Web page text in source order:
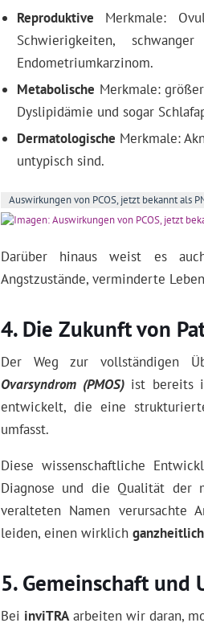
Reproduktive Merkmale:
Schwierigkeiten,
Endometriumkarzinom.
Metabolische Merkmale:
Dyslipidämie und sogar
Dermatologische Merkmale:
untypisch sind.
Auswirkungen von PCOS, jetzt bekannt als
Darüber hinaus weist es
Angstzustände, verminderte
Die Zukunft von
Der Weg zur vollständigen
Ovarsyndrom (PMOS)ist bereits
entwickelt, die eine
umfasst.
Diese wissenschaftliche
Diagnose und die Qualität der
veralteten Namen verursachte
leiden, einen wirklich
Gemeinschaft und
Bei inviTRA arbeiten wir daran,